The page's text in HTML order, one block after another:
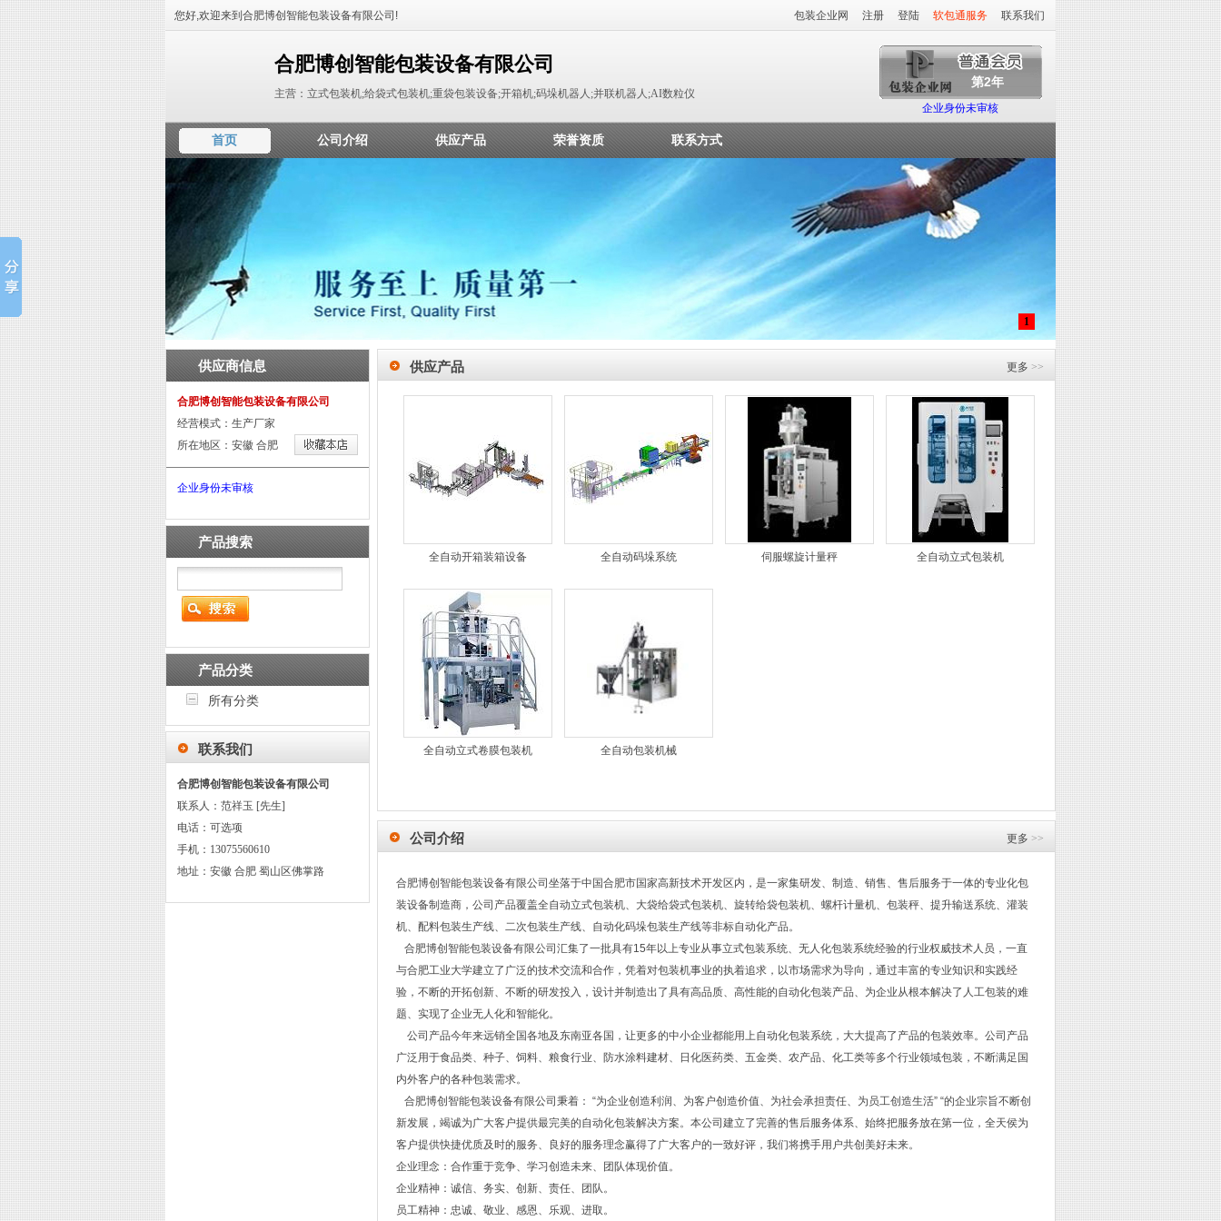
您好,欢迎来到合肥博创智能包装设备有限公司! 包装企业网 注册 登陆 软包通服务 联系我们
合肥博创智能包装设备有限公司
主营：立式包装机;给袋式包装机;重袋包装设备;开箱机;码垛机器人;并联机器人;AI数粒仪
第2年
企业身份未审核
首页 公司介绍 供应产品 荣誉资质 联系方式
1
供应商信息
合肥博创智能包装设备有限公司
经营模式：生产厂家
所在地区：安徽 合肥
企业身份未审核
产品搜索
产品分类
所有分类
联系我们
合肥博创智能包装设备有限公司
联系人：范祥玉 [先生]
电话：可选项
手机：13075560610
地址：安徽 合肥 蜀山区佛掌路
供应产品 更多 >>
全自动开箱装箱设备 全自动码垛系统 伺服螺旋计量秤 全自动立式包装机
全自动立式卷膜包装机 全自动包装机械
公司介绍 更多 >>
合肥博创智能包装设备有限公司坐落于中国合肥市国家高新技术开发区内，是一家集研发、制造、销售、售后服务于一体的专业化包
装设备制造商，公司产品覆盖全自动立式包装机、大袋给袋式包装机、旋转给袋包装机、螺杆计量机、包装秤、提升输送系统、灌装
机、配料包装生产线、二次包装生产线、自动化码垛包装生产线等非标自动化产品。
合肥博创智能包装设备有限公司汇集了一批具有15年以上专业从事立式包装系统、无人化包装系统经验的行业权威技术人员，一直
与合肥工业大学建立了广泛的技术交流和合作，凭着对包装机事业的执着追求，以市场需求为导向，通过丰富的专业知识和实践经
验，不断的开拓创新、不断的研发投入，设计并制造出了具有高品质、高性能的自动化包装产品、为企业从根本解决了人工包装的难
题、实现了企业无人化和智能化。
公司产品今年来远销全国各地及东南亚各国，让更多的中小企业都能用上自动化包装系统，大大提高了产品的包装效率。公司产品
广泛用于食品类、种子、饲料、粮食行业、防水涂料建材、日化医药类、五金类、农产品、化工类等多个行业领域包装，不断满足国
内外客户的各种包装需求。
合肥博创智能包装设备有限公司秉着： “为企业创造利润、为客户创造价值、为社会承担责任、为员工创造生活” “的企业宗旨不断创
新发展，竭诚为广大客户提供最完美的自动化包装解决方案。本公司建立了完善的售后服务体系、始终把服务放在第一位，全天侯为
客户提供快捷优质及时的服务、良好的服务理念赢得了广大客户的一致好评，我们将携手用户共创美好未来。
企业理念：合作重于竞争、学习创造未来、团队体现价值。
企业精神：诚信、务实、创新、责任、团队。
员工精神：忠诚、敬业、感恩、乐观、进取。